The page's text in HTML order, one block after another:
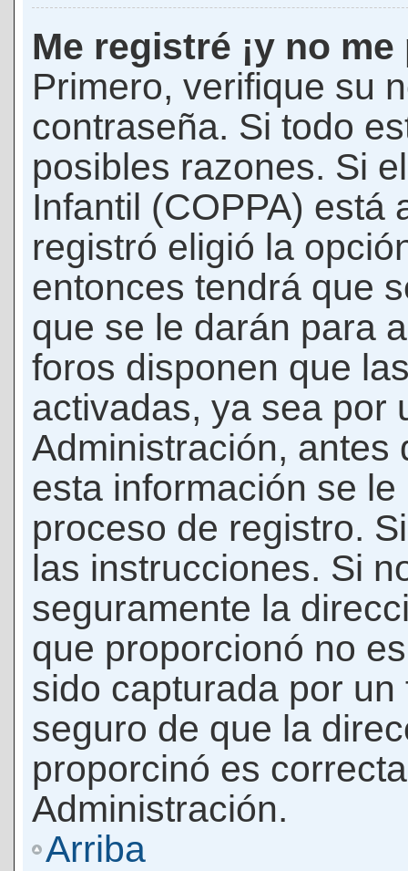
Me registré ¡y no
Primero, verifique su
contraseña. Si todo
posibles razones. Si
Infantil (COPPA) está
registró eligió la
entonces tendrá que
que se le darán para
foros disponen que
activadas, ya sea por
Administración, antes
esta información se
proceso de registro.
las instrucciones. Si
seguramente la
que proporcionó no
sido capturada por
seguro de que la
proporcinó es
Administración.
Arriba